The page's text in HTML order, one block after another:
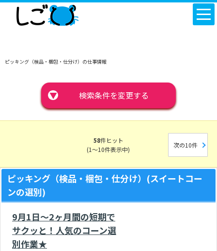
ピッキング（検品・梱包・仕分け）の仕事情報
▼ 検索条件を変更する
58件ヒット
(1～10件表示中)
次の10件
ピッキング（検品・梱包・仕分け）(スイートコー
ンの選別)
9月1日～2ヶ月間の短期で
サクッと！人気のコーン選
別作業★